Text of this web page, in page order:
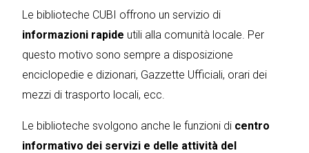
Le biblioteche CUBI offrono un servizio di
informazioni rapide utili alla comunità locale. Per
questo motivo sono sempre a disposizione
enciclopedie e dizionari, Gazzette Ufficiali, orari dei
mezzi di trasporto locali, ecc.
Le biblioteche svolgono anche le funzioni di centro
informativo dei servizi e delle attività del